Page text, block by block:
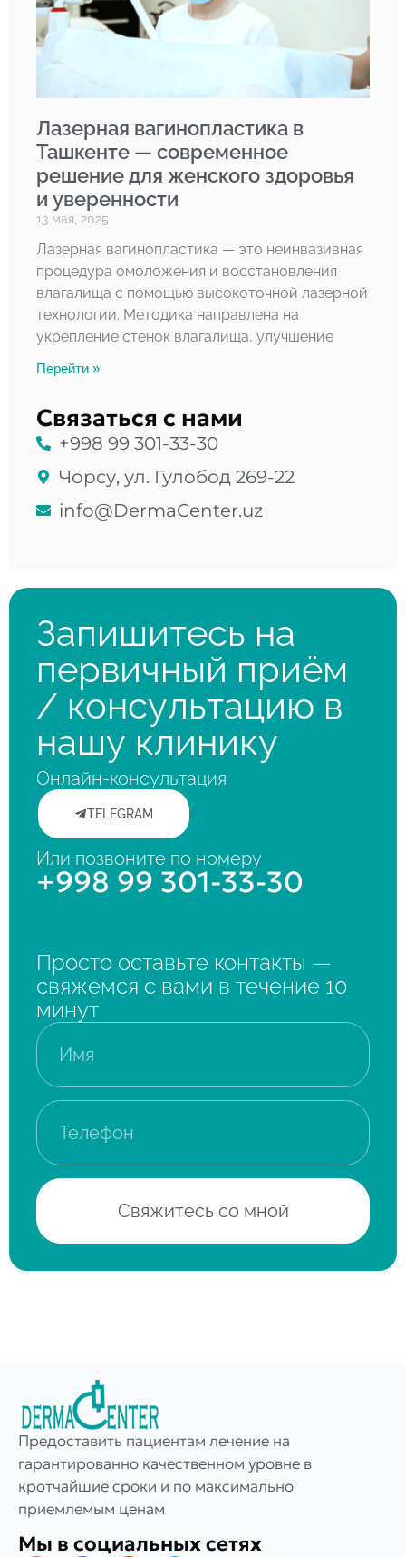
Лазерная вагинопластика в
Ташкенте — современное
решение для женского здоровья
и уверенности
13 мая, 2025
Лазерная вагинопластика — это неинвазивная
процедура омоложения и восстановления
влагалища с помощью высокоточной лазерной
технологии. Методика направлена на
укрепление стенок влагалища, улучшение
Перейти »
Связаться с нами
+998 99 301-33-30
Чорсу, ул. Гулобод 269-22
info@DermaCenter.uz
Запишитесь на
первичный приём
/ консультацию в
нашу клинику
Онлайн-консультация
TELEGRAM
Или позвоните по номеру
+998 99 301-33-30
Просто оставьте контакты —
свяжемся с вами в течение 10
минут
Свяжитесь со мной
Предоставить пациентам лечение на
гарантированно качественном уровне в
кротчайшие сроки и по максимально
приемлемым ценам
Мы в социальных сетях